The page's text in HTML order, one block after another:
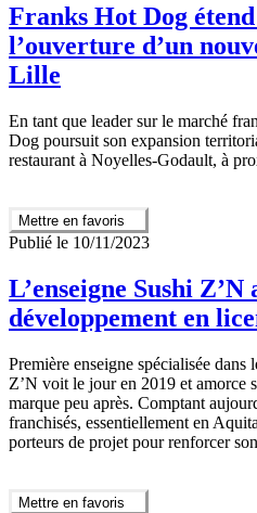
Franks Hot Dog étend
l’ouverture d’un
Lille
En tant que leader sur le marché
Dog poursuit son expansion
restaurant à Noyelles-Godault, à
Mettre en favoris
Publié le 10/11/2023
L’enseigne Sushi Z’N
développement en
Première enseigne spécialisée
Z’N voit le jour en 2019 et amorce
marque peu après. Comptant
franchisés, essentiellement en
porteurs de projet pour renforcer
Mettre en favoris